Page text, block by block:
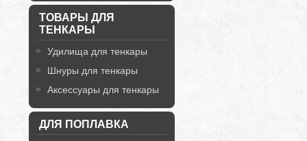
ТОВАРЫ ДЛЯ
ТЕНКАРЫ
Удилища для тенкары
Шнуры для тенкары
Аксессуары для тенкары
ДЛЯ ПОПЛАВКА